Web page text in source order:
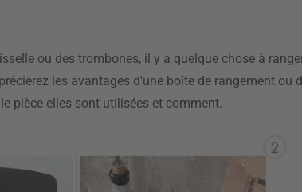
ou des trombones, il y a quelque chose à
les avantages d'une boîte de rangement ou
pièce elles sont utilisées et comment.